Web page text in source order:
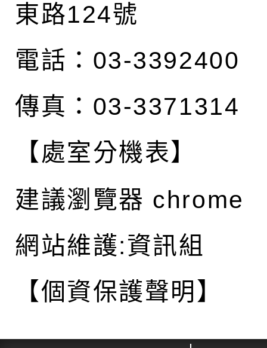
東路124號
電話：03-3392400
傳真：03-3371314
【處室分機表】
建議瀏覽器 chrome
網站維護:資訊組
【個資保護聲明】